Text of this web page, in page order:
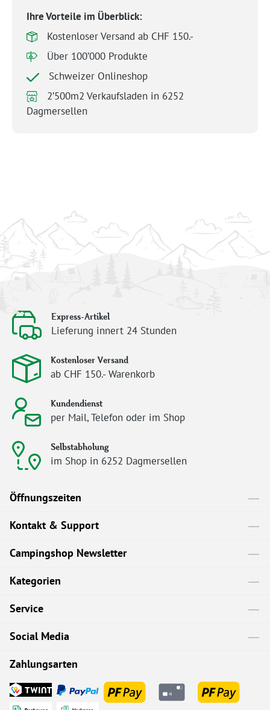
Ihre Vorteile im Überblick:
Kostenloser Versand ab CHF 150.-
Über 100’000 Produkte
Schweizer Onlineshop
2’500m2 Verkaufsladen in 6252
Dagmersellen
Express-Artikel
Lieferung innert 24 Stunden
Kostenloser Versand
ab CHF 150.- Warenkorb
Kundendienst
per Mail, Telefon oder im Shop
Selbstabholung
im Shop in 6252 Dagmersellen
Öffnungszeiten
Kontakt & Support
Campingshop Newsletter
Kategorien
Service
Social Media
Zahlungsarten